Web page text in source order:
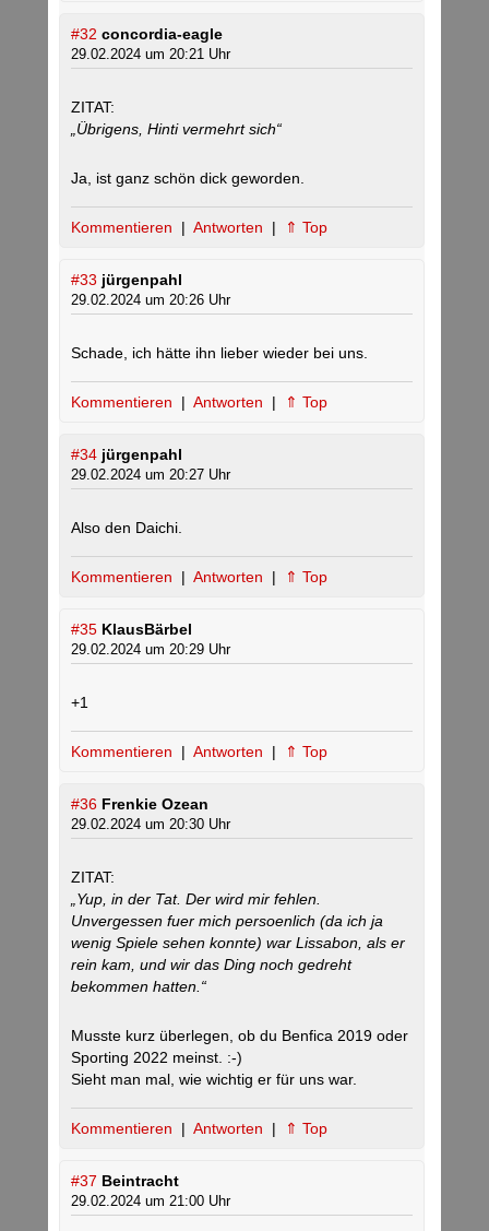
#32 concordia-eagle
29.02.2024 um 20:21 Uhr
ZITAT:
„Übrigens, Hinti vermehrt sich“
Ja, ist ganz schön dick geworden.
Kommentieren | Antworten | ⇑ Top
#33 jürgenpahl
29.02.2024 um 20:26 Uhr
Schade, ich hätte ihn lieber wieder bei uns.
Kommentieren | Antworten | ⇑ Top
#34 jürgenpahl
29.02.2024 um 20:27 Uhr
Also den Daichi.
Kommentieren | Antworten | ⇑ Top
#35 KlausBärbel
29.02.2024 um 20:29 Uhr
+1
Kommentieren | Antworten | ⇑ Top
#36 Frenkie Ozean
29.02.2024 um 20:30 Uhr
ZITAT:
„Yup, in der Tat. Der wird mir fehlen.
Unvergessen fuer mich persoenlich (da ich ja
wenig Spiele sehen konnte) war Lissabon, als er
rein kam, und wir das Ding noch gedreht
bekommen hatten.“
Musste kurz überlegen, ob du Benfica 2019 oder
Sporting 2022 meinst. :-)
Sieht man mal, wie wichtig er für uns war.
Kommentieren | Antworten | ⇑ Top
#37 Beintracht
29.02.2024 um 21:00 Uhr